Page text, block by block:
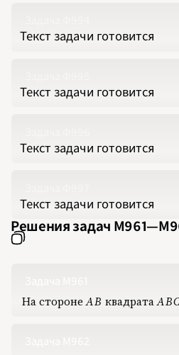
2018
2019
2025
Текст задачи готовится
Текст задачи готовится
Текст задачи готовится
Текст задачи готовится
Решения задач
На сторонеAB
AB ‍ квадратаAB